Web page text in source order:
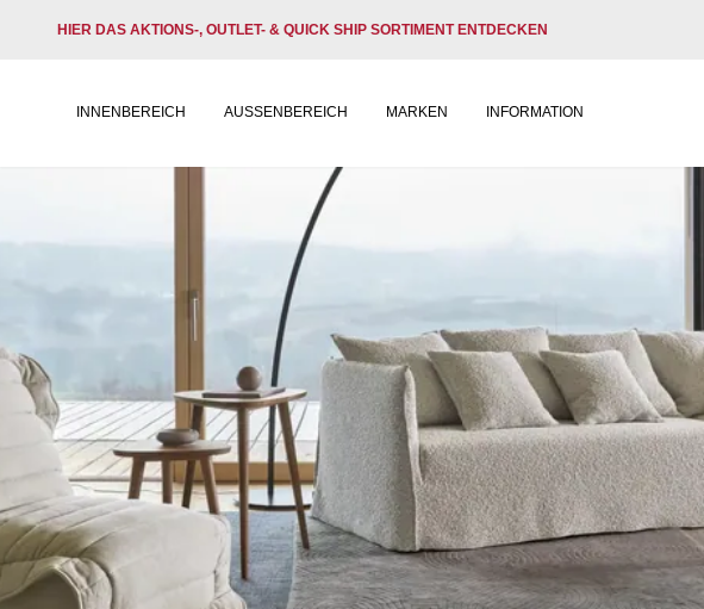
HIER DAS AKTIONS-, OUTLET- & QUICK SHIP SORTIMENT ENTDECKEN
INNENBEREICH AUSSENBEREICH MARKEN INFORMATION